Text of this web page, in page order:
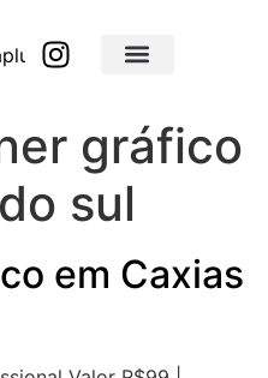
gráfico
sul
em Caxias